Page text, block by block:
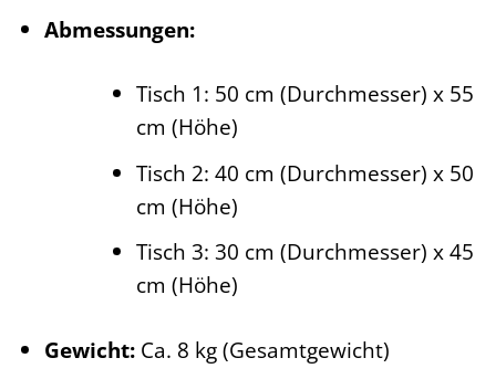
Abmessungen:
Tisch 1: 50 cm (Durchmesser) x 55
cm (Höhe)
Tisch 2: 40 cm (Durchmesser) x 50
cm (Höhe)
Tisch 3: 30 cm (Durchmesser) x 45
cm (Höhe)
Gewicht:Ca. 8 kg (Gesamtgewicht)